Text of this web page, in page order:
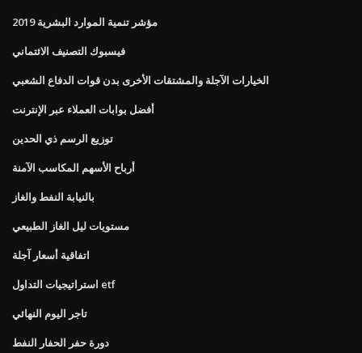
مؤشر تنمية الموارد البشرية 2019
فيسبوك التصنيف الائتماني
الخيارات الآجلة والمشتقات الأخرى بدن قوات الدفاع الشعبي
أفضل بوابات العملاء عبر الإنترنت
توزيع الرسم ذي الحدين
أرباح الأسهم المكاسب الآمنة
بالنيابة النفط والغاز
مستويات ليل الغاز الطبيعي
اتفاقية أسعار آجلة
استراتيجيات التداول etf
تاجر اليوم النهائي
دورة حفر الحفار النفط